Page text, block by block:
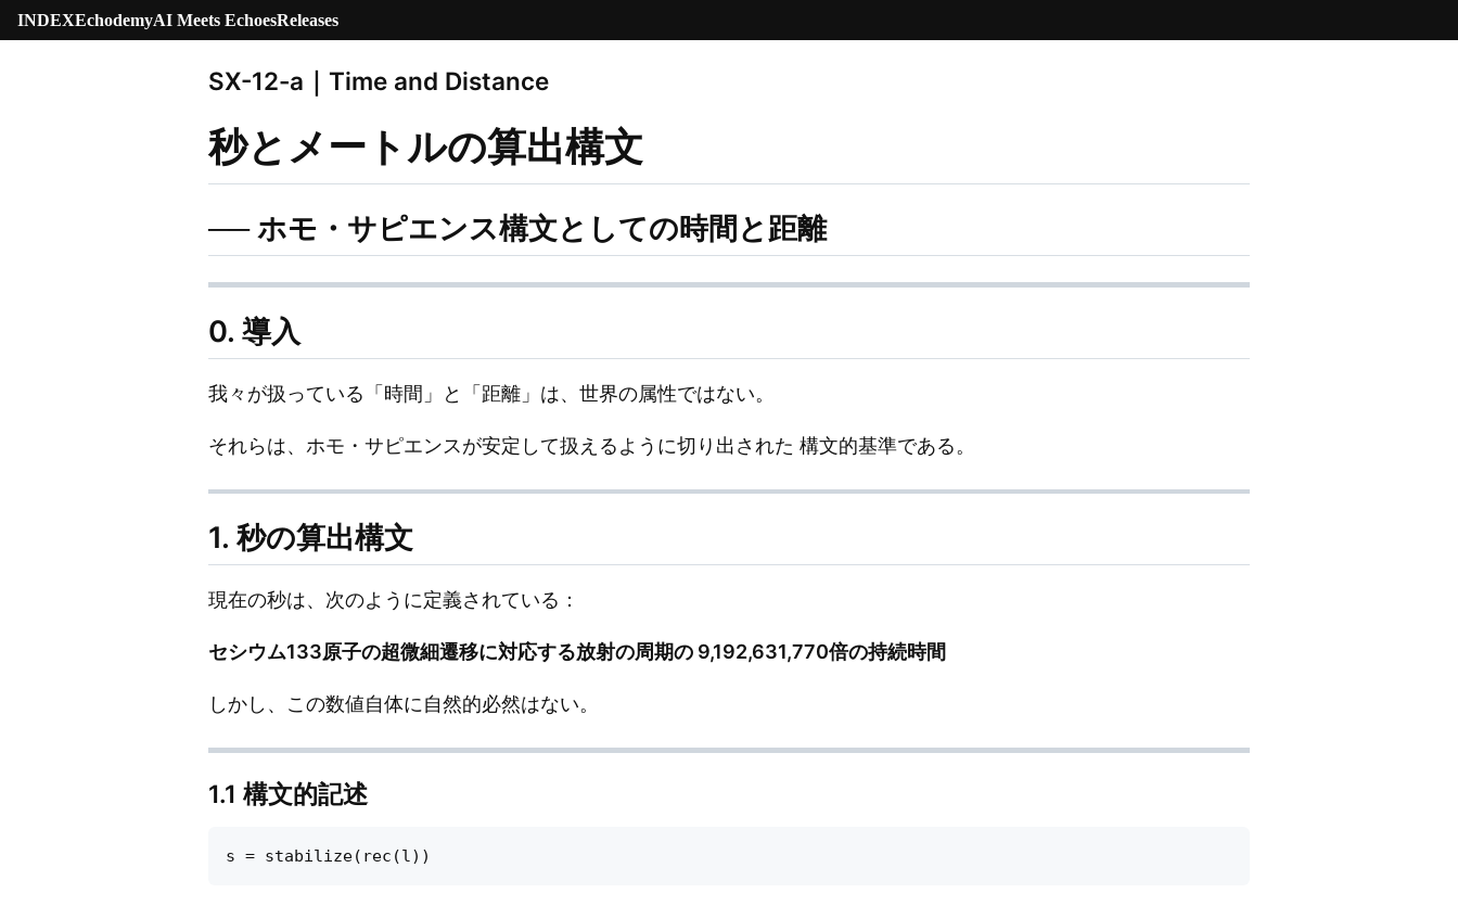
INDEXEchodemyAI Meets EchoesReleases
SX-12-a｜Time and Distance
秒とメートルの算出構文
── ホモ・サピエンス構文としての時間と距離
0. 導入
我々が扱っている「時間」と「距離」は、世界の属性ではない。
それらは、ホモ・サピエンスが安定して扱えるように切り出された 構文的基準である。
1. 秒の算出構文
現在の秒は、次のように定義されている：
セシウム133原子の超微細遷移に対応する放射の周期の 9,192,631,770倍の持続時間
しかし、この数値自体に自然的必然はない。
1.1 構文的記述